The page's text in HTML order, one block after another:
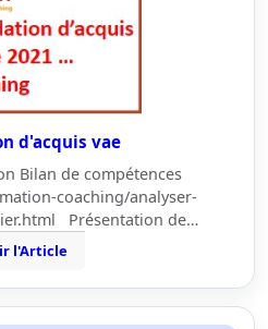
d'acquis vae
Bilan de compétences
coaching/analyser-
Présentation de…
l'Article